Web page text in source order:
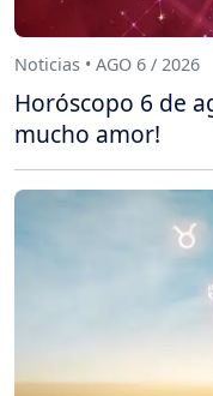
Noticias • AGO 6 / 2026
Horóscopo 6 de
mucho amor!